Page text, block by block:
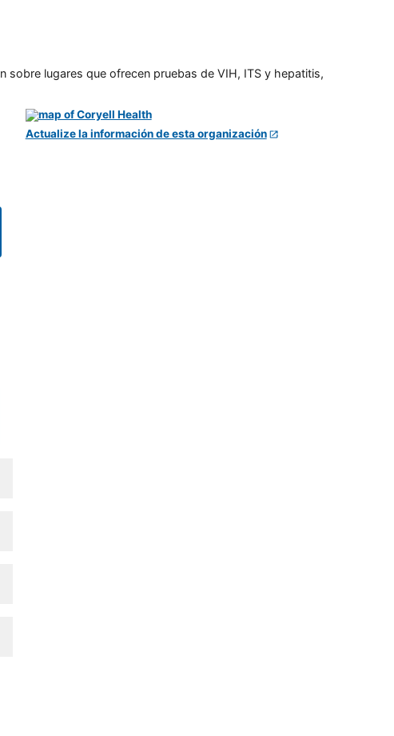
sobre lugares que ofrecen pruebas de VIH, ITS y hepatitis,
Actualize la información de esta organización